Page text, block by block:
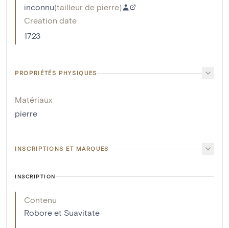
inconnu(tailleur de pierre)
Creation date
1723
PROPRIÉTÉS PHYSIQUES
Matériaux
pierre
INSCRIPTIONS ET MARQUES
INSCRIPTION
Contenu
Robore et Suavitate